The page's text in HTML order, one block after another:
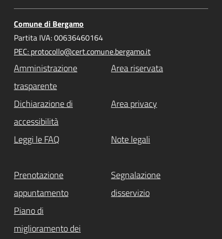
Comune di Bergamo
Partita IVA: 00636460164
PEC: protocollo@cert.comune.bergamo.it
Amministrazione
trasparente
Area riservata
Dichiarazione di
accessibilità
Area privacy
Leggi le FAQ Note legali
Prenotazione
appuntamento
Segnalazione
disservizio
Piano di
miglioramento dei